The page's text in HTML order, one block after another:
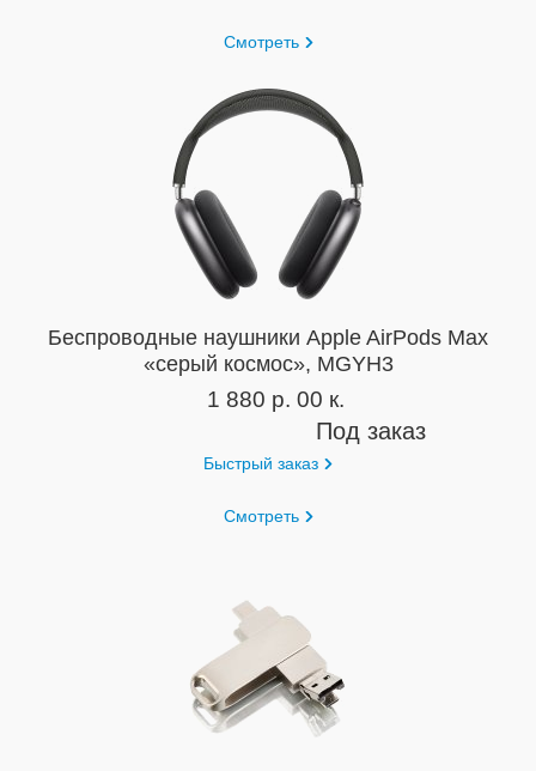
Смотреть
Беспроводные наушники Apple AirPods Max
«серый космос», MGYH3
1 880 р. 00 к.
Под заказ
Быстрый заказ
Смотреть